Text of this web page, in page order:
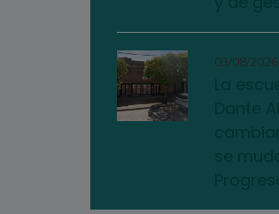
03/08/2026